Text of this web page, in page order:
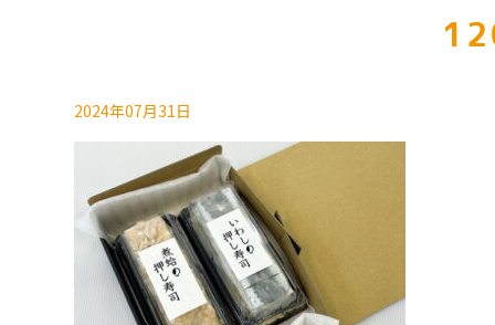
2024年07月31日